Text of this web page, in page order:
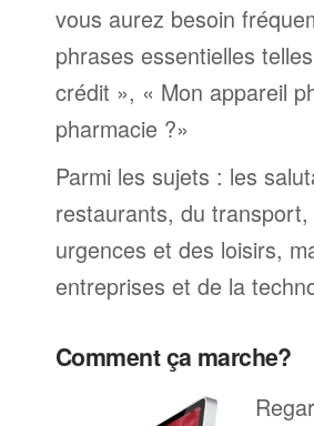
vous aurez besoin
phrases essentielles
crédit », « Mon appareil
pharmacie ?»
Parmi les sujets : les
restaurants, du
urgences et des loisirs,
entreprises et de la
Comment ça marche?